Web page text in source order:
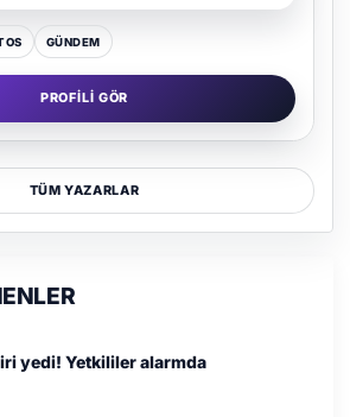
GÜNDEM
PROFILI GÖR
TÜM YAZARLAR
yedi! Yetkililer alarmda